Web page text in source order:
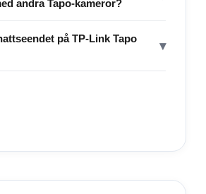
andra Tapo-kameror?
på TP-Link Tapo
▾